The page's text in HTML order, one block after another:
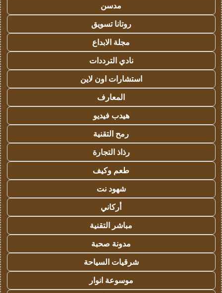
مدسن
روتانا تسويق
مجلة الابداع
نادي الترددات
استشارات اون لاين
المعارف
هيدب فيديو
رمح التقنية
رذاذ التجارة
طعم وكيف
شهود نت
أركاني
مباشر التقنية
مدونة صحبة
شرقيات السياحة
موسوعة انوار